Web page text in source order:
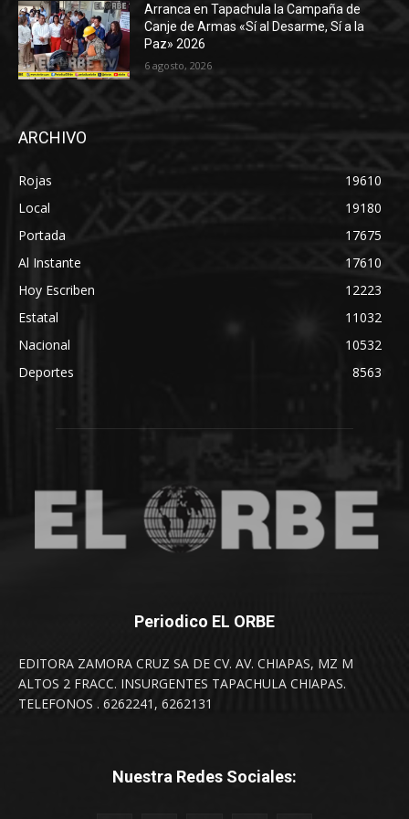
Arranca en Tapachula la Campaña de
Canje de Armas «Sí al Desarme, Sí a la
Paz» 2026
6 agosto, 2026
ARCHIVO
Rojas
19610
Local
19180
Portada
17675
Al Instante
17610
Hoy Escriben
12223
Estatal
11032
Nacional
10532
Deportes
8563
Periodico EL ORBE
EDITORA ZAMORA CRUZ SA DE CV. AV. CHIAPAS, MZ M
ALTOS 2 FRACC. INSURGENTES TAPACHULA CHIAPAS.
TELEFONOS . 6262241, 6262131
Nuestra Redes Sociales: